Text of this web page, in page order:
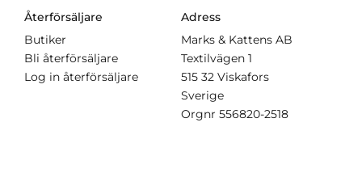
Återförsäljare
Butiker
Bli återförsäljare
Log in återförsäljare
Adress
Marks & Kattens AB
Textilvägen 1
515 32 Viskafors
Sverige
Orgnr 556820-2518